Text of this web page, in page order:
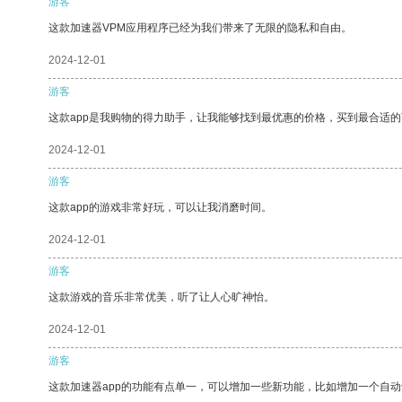
这款加速器VPM应用程序已经为我们带来了无限的隐私和自由。
2024-12-01
游客
这款app是我购物的得力助手，让我能够找到最优惠的价格，买到最合适
2024-12-01
游客
这款app的游戏非常好玩，可以让我消磨时间。
2024-12-01
游客
这款游戏的音乐非常优美，听了让人心旷神怡。
2024-12-01
游客
这款加速器app的功能有点单一，可以增加一些新功能，比如增加一个自